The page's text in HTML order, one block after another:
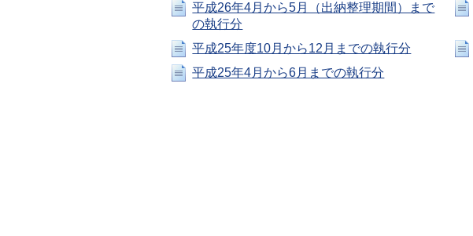
平成26年4月から5月（出納整理期間）まで
の執行分
平成25年度10月から12月までの執行分
平成25年4月から6月までの執行分